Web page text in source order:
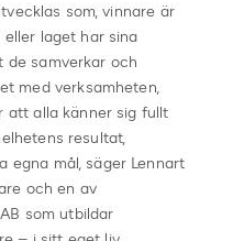
som, vinnare är
laget har sina
de samverkar och
med verksamheten,
att alla känner sig fullt
resultat,
egna mål, säger Lennart
och en av
som utbildar